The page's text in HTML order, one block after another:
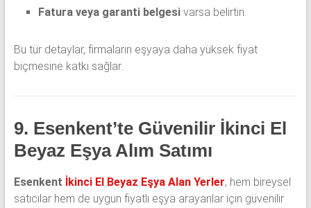
Fatura veya garanti belgesivarsa belirtin.
Bu tür detaylar, firmaların eşyaya daha yüksek fiyat
biçmesine katkı sağlar.
9. Esenkent’te Güvenilir İkinci El
Beyaz Eşya Alım Satımı
Esenkent İkinci El Beyaz Eşya Alan Yerler, hem bireysel
satıcılar hem de uygun fiyatlı eşya arayanlar için güvenilir